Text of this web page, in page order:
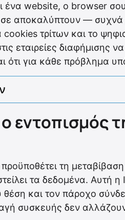
ένα website, ο browser
αποκαλύπτουν — συχνά
cookies τρίτων και το
εταιρείες διαφήμισης
ότι για κάθε πρόβλημα
εντοπισμός
τη
τα δεδομένα. Αυτή η
και τον πάροχο
συσκευής δεν